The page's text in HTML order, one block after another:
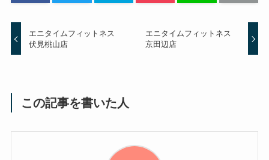
エニタイムフィットネス
伏見桃山店
エニタイムフィットネス
京田辺店
この記事を書いた人